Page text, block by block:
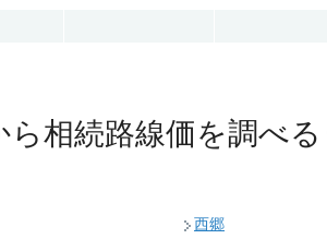
ら相続路線価を調べる
西郷